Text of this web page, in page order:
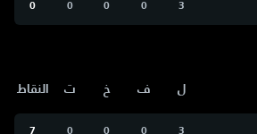
3
0
0
0
0
ل ف خ ت النقاط
3
0
0
0
7